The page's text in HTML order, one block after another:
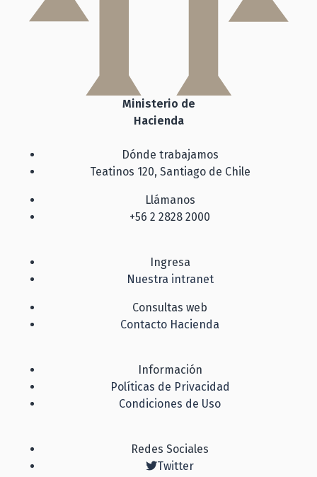
Ministerio de
Hacienda
Dónde trabajamos
Teatinos 120, Santiago de Chile
Llámanos
+56 2 2828 2000
Ingresa
Nuestra intranet
Consultas web
Contacto Hacienda
Información
Políticas de Privacidad
Condiciones de Uso
Redes Sociales
Twitter